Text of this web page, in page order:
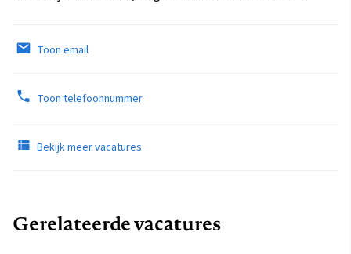
Toon email
Toon telefoonnummer
Bekijk meer vacatures
Gerelateerde vacatures